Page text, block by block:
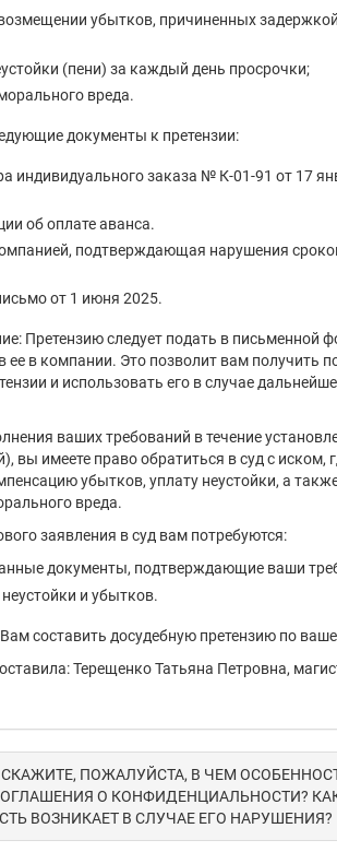
убытков, причиненных
(пени) за каждый день просрочки;
вреда.
документы к претензии:
индивидуального заказа № К-01-91 от 17
об оплате аванса.
подтверждающая нарушения
от 1 июня 2025.
Претензию следует подать в письменной
ее в компании. Это позволит вам получить
и использовать его в случае
ваших требований в течение
вы имеете право обратиться в суд с иском,
убытков, уплату неустойки, а
вреда.
заявления в суд вам потребуются:
документы, подтверждающие ваши
и убытков.
составить досудебную претензию по
Терещенко Татьяна Петровна,
ПОЖАЛУЙСТА, В ЧЕМ
О КОНФИДЕНЦИАЛЬНОСТИ?
ВОЗНИКАЕТ В СЛУЧАЕ ЕГО НАРУШЕНИЯ?